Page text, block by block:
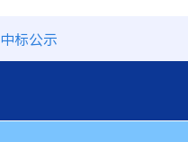
中标公示